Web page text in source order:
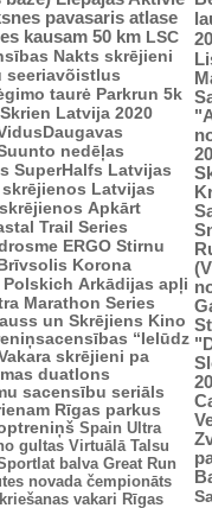
pavasaris atlase
kausam 50 km LSC
Nakts skrējieni
seeriavõistlus
taurė Parkrun 5k
Skrien Latvija 2020
nedēļas
SuperHalfs Latvijas
Latvijas
Apkārt
Trail Series
ERGO Stirnu
Korona
Polskich Arkādijas apļi
Marathon Series
un Skrējiens Kino
“Ielūdz
skrējieni pa
duatlons
sacensību seriāls
Rīgas parkus
Spain Ultra
gultas Virtuālā Talsu
balva Great Run
novada čempionāts
vakari Rīgas